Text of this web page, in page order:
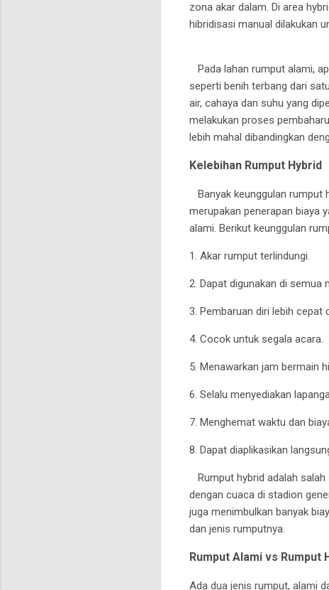
zona akar dalam. Di area
hibridisasi manual dilakukan
Pada lahan rumput alami,
seperti benih terbang dari
air, cahaya dan suhu yang
melakukan proses
lebih mahal dibandingkan
Kelebihan Rumput Hybrid
Banyak keunggulan rumput
merupakan penerapan biaya
alami. Berikut keunggulan
1. Akar rumput terlindungi.
2. Dapat digunakan di semua
3. Pembaruan diri lebih cepat
4. Cocok untuk segala acara.
5. Menawarkan jam bermain
6. Selalu menyediakan
7. Menghemat waktu dan
8. Dapat diaplikasikan
Rumput hybrid adalah
dengan cuaca di stadion
juga menimbulkan banyak
dan jenis rumputnya.
Rumput Alami vs Rumput
Ada dua jenis rumput, alami